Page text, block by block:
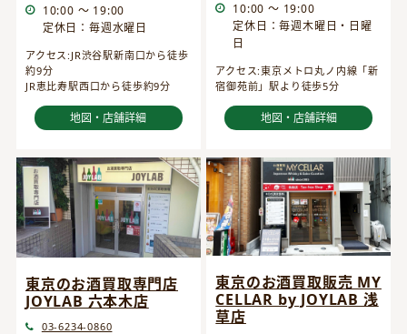
10:00 ～ 19:00
定休日：毎週水曜日
アクセス:JR渋谷駅新南口から徒歩
約9分
JR恵比寿駅西口から徒歩約9分
地図・店舗詳細
10:00 ～ 19:00
定休日：毎週木曜日・日曜
日
アクセス:東京メトロ丸ノ内線「新
宿御苑前」駅より徒歩5分
地図・店舗詳細
東京のお酒買取専門店
JOYLAB 六本木店
03-6234-0860
東京のお酒買取販売 MY
CELLAR by JOYLAB 浅
草店